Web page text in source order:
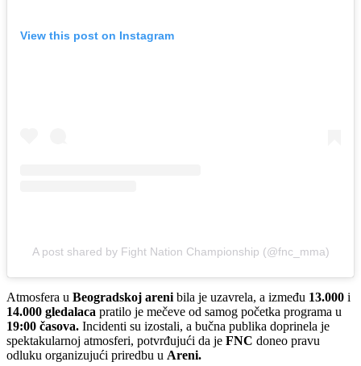
View this post on Instagram
A post shared by Fight Nation Championship (@fnc_mma)
Atmosfera u Beogradskoj areni bila je uzavrela, a između 13.000 i
14.000 gledalaca pratilo je mečeve od samog početka programa u
19:00 časova. Incidenti su izostali, a bučna publika doprinela je
spektakularnoj atmosferi, potvrđujući da je FNC doneo pravu
odluku organizujući priredbu u Areni.